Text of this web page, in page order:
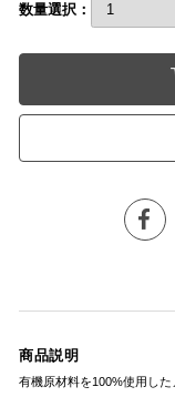
数量選択：
商品説明
有機原材料を100%使用し